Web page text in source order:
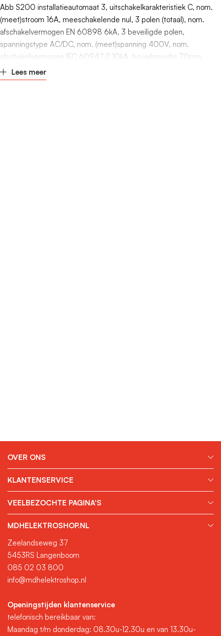
Uitschakelkarakteristiek C
Abb S200 installatieautomaat 3, uitschakelkarakteristiek C, nom.
(meet)stroom 16A, meeschakelende nul, 3 polen (totaal), nom.
afschakelvermogen EN 60898 6kA, 3 beveiligde polen,
spanningstype AC/DC, nom. (meet)spanning 400V, nom.
afschakelvermogen IEC 60947-2 10kA, bouwbreedte 70mm,
Lees meer
OVER ONS
KLANTENSERVICE
VEELBEZOCHTE PAGINA'S
MDHELEKTROSHOP.NL
Zeelandseweg 37
5453RS Langenboom
085 02 03 800
info@mdhelektroshop.nl
Openingstijden klantenservice
telefonisch bereikbaar van:
Maandag t/m donderdag: 08.30u-12.30u en van 13.30u-